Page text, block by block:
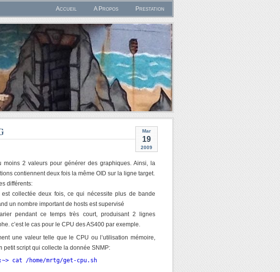
Accueil A Propos Prestation
Mar
19
2009
moins 2 valeurs pour générer des graphiques. Ainsi, la
contiennent deux fois la même OID sur la ligne target.
différents:
collectée deux fois, ce qui nécessite plus de bande
un nombre important de hosts est supervisé
pendant ce temps très court, produisant 2 lignes
c’est le cas pour le CPU des AS400 par exemple.
une valeur telle que le CPU ou l’utilisation mémoire,
petit script qui collecte la donnée SNMP:
cat /home/mrtg/get-cpu.sh